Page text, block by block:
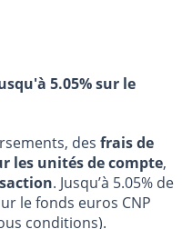
5.05% sur le
des frais de
les unités de compte,
. Jusqu’à 5.05% de
le fonds euros CNP
conditions).